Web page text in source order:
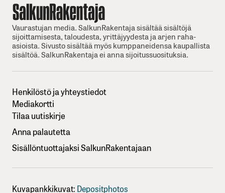
Vaurastujan media. SalkunRakentaja sisältää sisältöjä
sijoittamisesta, taloudesta, yrittäjyydesta ja arjen raha-
asioista. Sivusto sisältää myös kumppaneidensa kaupallista
sisältöä. SalkunRakentaja ei anna sijoitussuosituksia.
Henkilöstö ja yhteystiedot
Mediakortti
Tilaa uutiskirje
Anna palautetta
Sisällöntuottajaksi SalkunRakentajaan
Kuvapankkikuvat: Depositphotos